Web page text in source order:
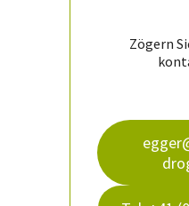
Zögern